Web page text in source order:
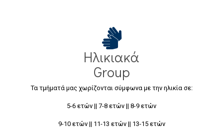
Ηλικιακά
Group
Τα τμήματά μας χωρίζονται σύμφωνα με την ηλικία σε:
5-6 ετών || 7-8 ετών || 8-9 ετών
9-10 ετών || 11-13 ετών || 13-15 ετών